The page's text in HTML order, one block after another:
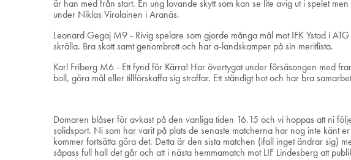
är han med från start. En ung lovande skytt som kan se lite avig ut i spelet
under Niklas Virolainen i Aranäs.
Leonard Gegaj M9 - Rivig spelare som gjorde många mål mot IFK Ystad i
skrälla. Bra skott samt genombrott och har a-landskamper på sin meritlista.
Karl Friberg M6 - Ett fynd för Kärra! Har övertygat under försäsongen med
boll, göra mål eller tillförskaffa sig straffar. Ett ständigt hot och har bra
Domaren blåser för avkast på den vanliga tiden 16.15 och vi hoppas att ni
solidsport. Ni som har varit på plats de senaste matcherna har nog inte känt
kommer fortsätta göra det. Detta är den sista matchen (ifall inget ändrar sig)
såpass full hall det går och att i nästa hemmamatch mot LIF Lindesberg att